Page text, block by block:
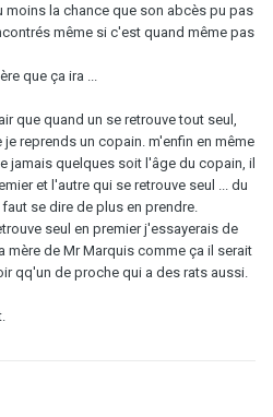
moins la chance que son abcès pu pas
même si c'est quand même pas
que ça ira ...
que quand un se retrouve tout seul,
reprends un copain. m'enfin en même
jamais quelques soit l'âge du copain, il
et l'autre qui se retrouve seul ... du
se dire de plus en prendre.
seul en premier j'essayerais de
mère de Mr Marquis comme ça il serait
qq'un de proche qui a des rats aussi.